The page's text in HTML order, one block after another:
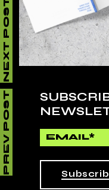
Lorem ipsum
adipiscing elit,
PREV POST
NEXT POST
LEAVE A REPLY
Your email address
are marked*